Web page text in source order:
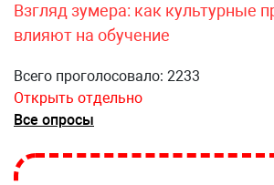
Взгляд зумера: как культурные
влияют на обучение
Всего проголосовало: 2233
Открыть отдельно
Все опросы